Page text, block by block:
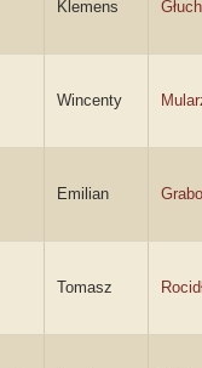
Klemens
Wincenty
Emilian
Tomasz